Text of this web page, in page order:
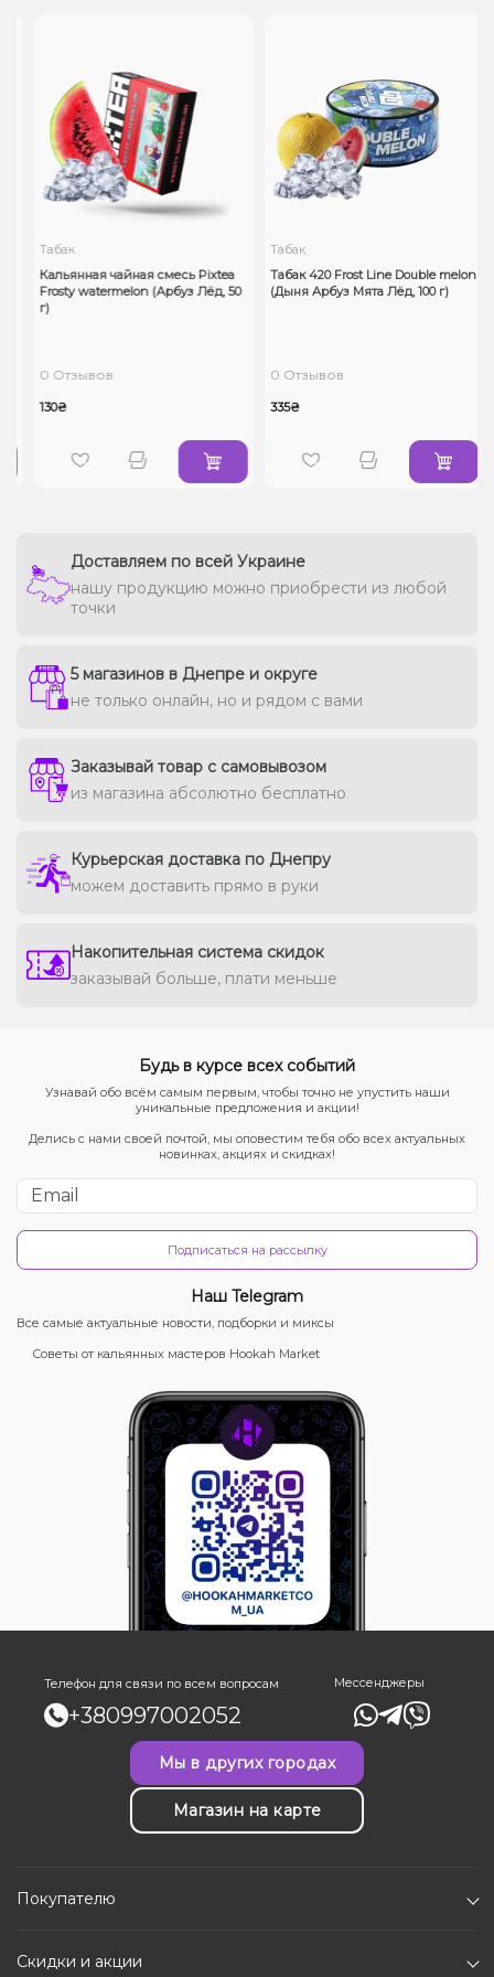
Табак
Кальянная чайная смесь Pixtea
Frosty watermelon (Арбуз Лёд, 50
г)
0 Отзывов
130₴
Табак
Табак 420 Frost Line Double melon
(Дыня Арбуз Мята Лёд, 100 г)
0 Отзывов
335₴
Доставляем по всей Украине
нашу продукцию можно приобрести из любой
точки
5 магазинов в Днепре и округе
не только онлайн, но и рядом с вами
Заказывай товар с самовывозом
из магазина абсолютно бесплатно
Курьерская доставка по Днепру
можем доставить прямо в руки
Накопительная система скидок
заказывай больше, плати меньше
Будь в курсе всех событий
Узнавай обо всём самым первым, чтобы точно не упустить наши
уникальные предложения и акции!
Делись с нами своей почтой, мы оповестим тебя обо всех актуальных
новинках, акциях и скидках!
Подписаться на рассылку
Наш Telegram
Все самые актуальные новости, подборки и миксы
Советы от кальянных мастеров Hookah Market
Телефон для связи по всем вопросам
+380997002052
Мессенджеры
Мы в других городах
Магазин на карте
Покупателю
Скидки и акции